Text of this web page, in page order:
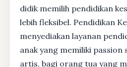
didik memilih pendidikan
lebih fleksibel. Pendidikan
menyediakan layanan
anak yang memiliki passion
artis, bagi orang tua yang